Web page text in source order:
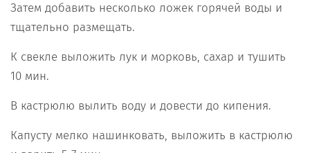
Затем добавить несколько ложек горячей воды и
тщательно размещать.
К свекле выложить лук и морковь, сахар и тушить
10 мин.
В кастрюлю вылить воду и довести до кипения.
Капусту мелко нашинковать, выложить в кастрюлю